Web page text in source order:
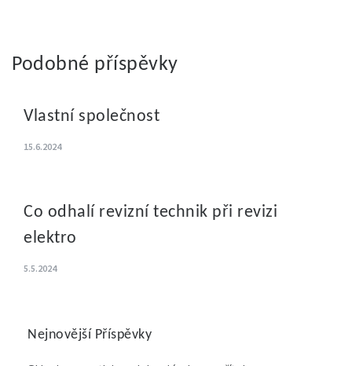
Podobné příspěvky
Vlastní společnost
15.6.2024
Co odhalí revizní technik při revizi
elektro
5.5.2024
Nejnovější Příspěvky